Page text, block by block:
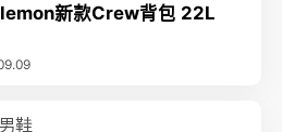
新款Crew背包 22L
鞋